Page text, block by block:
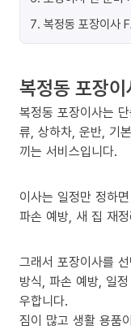
7. 복정동 포장이사
복정동 포장
복정동 포장이사는
류, 상하차, 운반, 기
끼는 서비스입니다.
이사는 일정만 정하
파손 예방, 새 집 재
그래서 포장이사를
방식, 파손 예방, 일
우합니다.
짐이 많고 생활 용품